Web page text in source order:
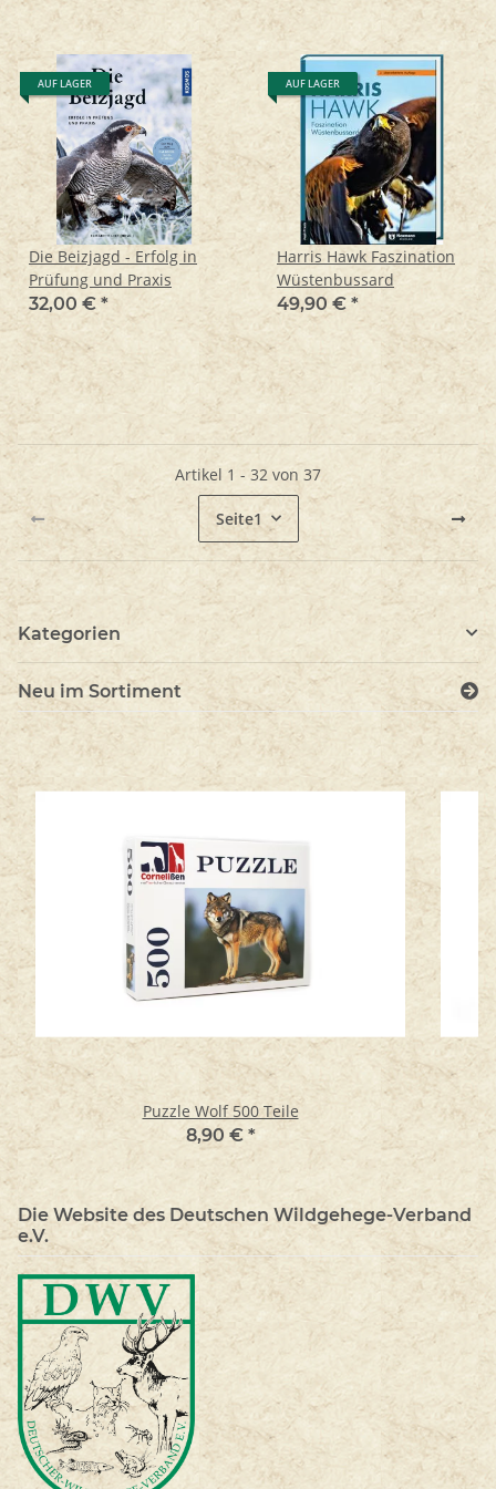
AUF LAGER
Die Beizjagd - Erfolg in
Prüfung und Praxis
32,00 € *
AUF LAGER
Harris Hawk Faszination
Wüstenbussard
49,90 € *
Artikel 1 - 32 von 37
Seite1
Kategorien
Neu im Sortiment
Puzzle Wolf 500 Teile
8,90 € *
Die Website des Deutschen Wildgehege-Verband
e.V.